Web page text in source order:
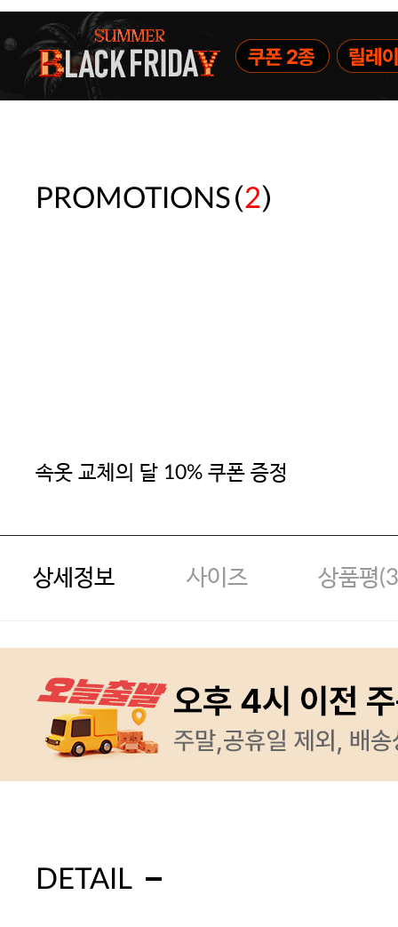
PROMOTIONS(2)
속옷 교체의 달 10% 쿠폰 증정
상세정보 사이즈 상품평(3
DETAIL